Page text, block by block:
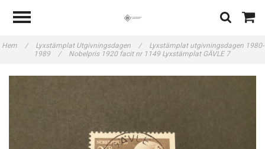
Hem / Lyxstämplat Utgivningsdagen /
Lyxstämplat utgivningsdagen 1980-
1989
/ Nobelpris 1920 facit nr 1149 Lyxstämplat GÄVLE 7